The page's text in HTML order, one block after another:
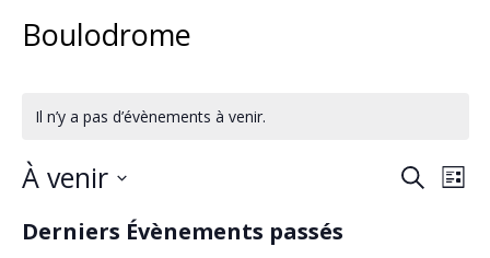
Boulodrome
Il n’y a pas d’évènements à venir.
Liste
À venir
une
Derniers Évènements passés